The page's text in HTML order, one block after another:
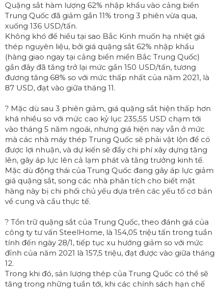
Quặng sắt hàm lượng 62% nhập khẩu vào cảng biển
Trung Quốc đã giảm gần 11% trong 3 phiên vừa qua,
xuống 136 USD/tấn.
Không khó để hiểu tại sao Bắc Kinh muốn hạ nhiệt giá
thép nguyên liệu, bởi giá quặng sắt 62% nhập khẩu
(hàng giao ngay tại cảng biển miền Bắc Trung Quốc)
gần đây đã tăng trở lại mức gần 150 USD/tấn, tương
đương tăng 68% so với mức thấp nhất của năm 2021, là
87 USD, đạt vào giữa tháng 11.
? Mặc dù sau 3 phiên giảm, giá quặng sắt hiện thấp hơn
khá nhiều so với mức cao kỷ lục 235,55 USD chạm tới
vào tháng 5 năm ngoái, nhưng giá hiện nay vẫn ở mức
mà các nhà máy thép Trung Quốc sẽ phải vật lộn để có
được lợi nhuận, và dự kiến sẽ đẩy chi phí xây dựng tăng
lên, gây áp lực lên cả lạm phát và tăng trưởng kinh tế.
Mặc dù động thái của Trung Quốc đang gây áp lực giảm
giá quặng sắt, song các nhà phân tích cho biết mặt
hàng này bị chi phối chủ yếu dựa trên các yếu tố cơ bản
về cung và cầu thực tế.
? Tồn trữ quặng sắt của Trung Quốc, theo đánh giá của
công ty tư vấn SteelHome, là 154,05 triệu tấn trong tuần
tính đến ngày 28/1, tiếp tục xu hướng giảm so với mức
đỉnh của năm 2021 là 157,5 triệu, đạt được vào giữa tháng
12.
Trong khi đó, sản lượng thép của Trung Quốc có thể sẽ
tăng trong những tuần tới, khi các chính sách hạn chế